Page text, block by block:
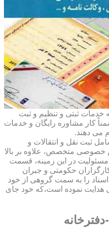
ثبتی و تنظیم و ثبت
کار مشاوره رایگان و خدمات
می دهند.
ثبت نقل و انتقالات و
خصوصی متخصص، علاوه بر بالا
در این زمینه، قسمت
حکومتی و جبران
را به سمت گروهی از خود
هدایت نموده است،که خود جای